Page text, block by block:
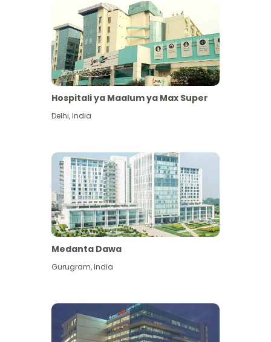
Hospitali ya Maalum ya Max Super
Delhi,India
Medanta Dawa
Gurugram,India